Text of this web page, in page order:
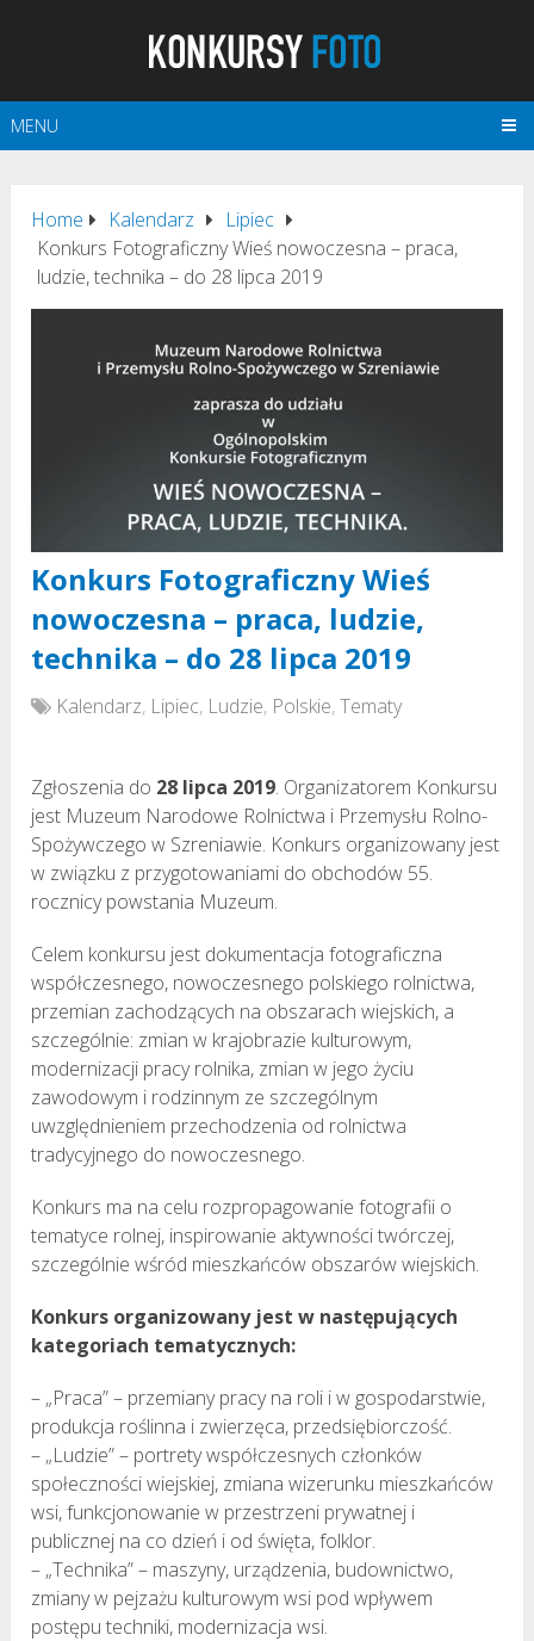
MENU
Home Kalendarz
Lipiec
Konkurs Fotograficzny Wieś nowoczesna – praca,
ludzie, technika – do 28 lipca 2019
Konkurs Fotograficzny Wieś
nowoczesna – praca, ludzie,
technika – do 28 lipca 2019
Kalendarz, Lipiec, Ludzie, Polskie,Tematy
Zgłoszenia do 28 lipca 2019. Organizatorem Konkursu
jest Muzeum Narodowe Rolnictwa i Przemysłu Rolno-
Spożywczego w Szreniawie. Konkurs organizowany jest
w związku z przygotowaniami do obchodów 55.
rocznicy powstania Muzeum.
Celem konkursu jest dokumentacja fotograficzna
współczesnego, nowoczesnego polskiego rolnictwa,
przemian zachodzących na obszarach wiejskich, a
szczególnie: zmian w krajobrazie kulturowym,
modernizacji pracy rolnika, zmian w jego życiu
zawodowym i rodzinnym ze szczególnym
uwzględnieniem przechodzenia od rolnictwa
tradycyjnego do nowoczesnego.
Konkurs ma na celu rozpropagowanie fotografii o
tematyce rolnej, inspirowanie aktywności twórczej,
szczególnie wśród mieszkańców obszarów wiejskich.
Konkurs organizowany jest w następujących
kategoriach tematycznych:
– „Praca” – przemiany pracy na roli i w gospodarstwie,
produkcja roślinna i zwierzęca, przedsiębiorczość.
– „Ludzie” – portrety współczesnych członków
społeczności wiejskiej, zmiana wizerunku mieszkańców
wsi, funkcjonowanie w przestrzeni prywatnej i
publicznej na co dzień i od święta, folklor.
– „Technika” – maszyny, urządzenia, budownictwo,
zmiany w pejzażu kulturowym wsi pod wpływem
postępu techniki, modernizacja wsi.